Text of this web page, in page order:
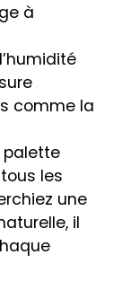
à
comme la
palette
les
une
il